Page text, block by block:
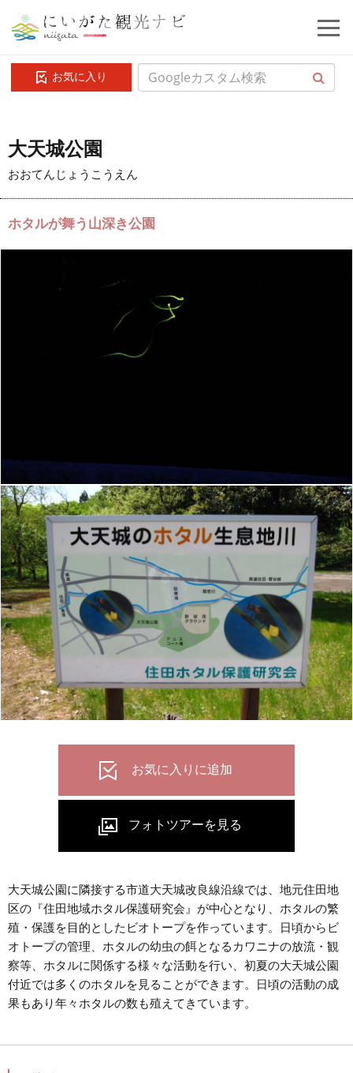
お気に入り
大天城公園
おおてんじょうこうえん
ホタルが舞う山深き公園
大天城公園に隣接する市道大天城改良線沿線では、地元住田地
区の『住田地域ホタル保護研究会』が中心となり、ホタルの繁
殖・保護を目的としたビオトープを作っています。日頃からビ
オトープの管理、ホタルの幼虫の餌となるカワニナの放流・観
察等、ホタルに関係する様々な活動を行い、初夏の大天城公園
付近では多くのホタルを見ることができます。日頃の活動の成
果もあり年々ホタルの数も殖えてきています。